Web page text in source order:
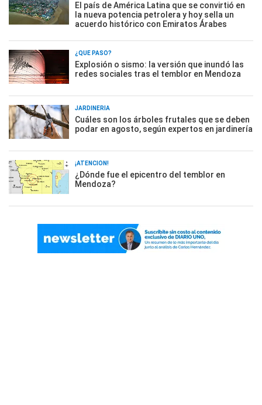
El país de América Latina que se convirtió en
la nueva potencia petrolera y hoy sella un
acuerdo histórico con Emiratos Árabes
¿QUÉ PASÓ?
Explosión o sismo: la versión que inundó las
redes sociales tras el temblor en Mendoza
JARDINERÍA
Cuáles son los árboles frutales que se deben
podar en agosto, según expertos en jardinería
¡ATENCIÓN!
¿Dónde fue el epicentro del temblor en
Mendoza?